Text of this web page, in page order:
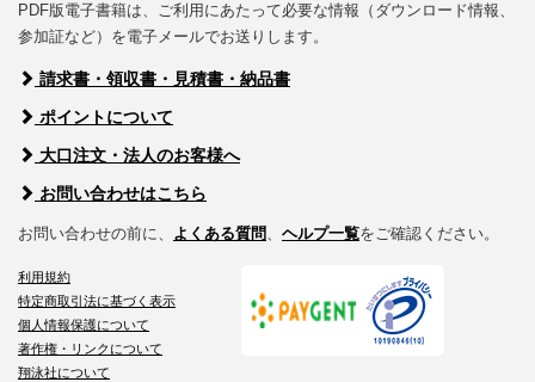
PDF版電子書籍は、ご利用にあたって必要な情報（ダウンロード情報、
参加証など）を電子メールでお送りします。
請求書・領収書・見積書・納品書
ポイントについて
大口注文・法人のお客様へ
お問い合わせはこちら
お問い合わせの前に、 よくある質問、 ヘルプ一覧をご確認ください。
利用規約
特定商取引法に基づく表示
個人情報保護について
著作権・リンクについて
翔泳社について